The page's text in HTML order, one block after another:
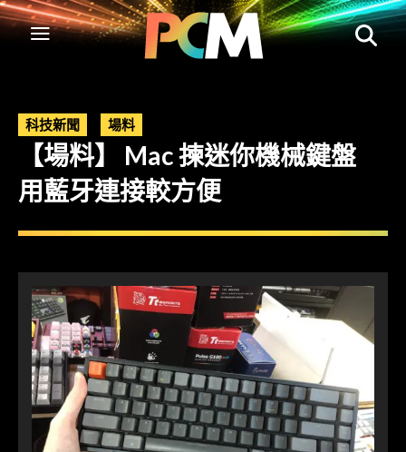
科技新聞 場料
【場料】 Mac 揀迷你機械鍵盤
用藍牙連接較方便